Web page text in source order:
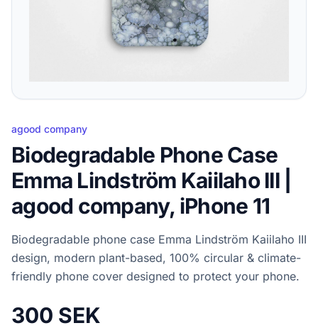
agood company
Biodegradable Phone Case
Emma Lindström Kaiilaho III |
agood company, iPhone 11
Biodegradable phone case Emma Lindström Kaiilaho III
design, modern plant-based, 100% circular & climate-
friendly phone cover designed to protect your phone.
300 SEK